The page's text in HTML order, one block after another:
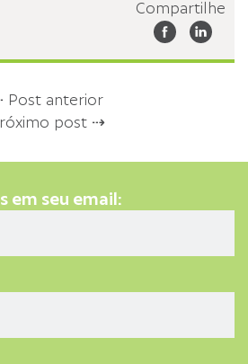
Compartilhe
Post anterior
post ⇢
em seu email: